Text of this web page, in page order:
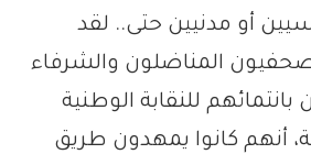
أو مدنيين حتى.. لقد
المناضلون والشرفاء
بانتمائهم للنقابة الوطنية
أنهم كانوا يمهدون طريق